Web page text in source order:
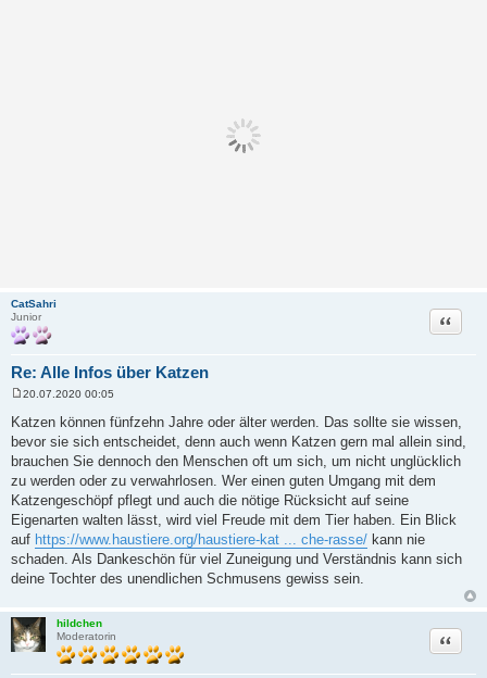
CatSahri
Junior
Re: Alle Infos über Katzen
Zitat
i
t
a
g
20.07.2020 00:05
Katzen können fünfzehn Jahre oder älter werden. Das sollte sie wissen,
bevor sie sich entscheidet, denn auch wenn Katzen gern mal allein sind,
brauchen Sie dennoch den Menschen oft um sich, um nicht unglücklich
zu werden oder zu verwahrlosen. Wer einen guten Umgang mit dem
Katzengeschöpf pflegt und auch die nötige Rücksicht auf seine
Eigenarten walten lässt, wird viel Freude mit dem Tier haben. Ein Blick
auf https://www.haustiere.org/haustiere-kat ... che-rasse/ kann nie
schaden. Als Dankeschön für viel Zuneigung und Verständnis kann sich
deine Tochter des unendlichen Schmusens gewiss sein.
hildchen
Moderatorin
Zitat